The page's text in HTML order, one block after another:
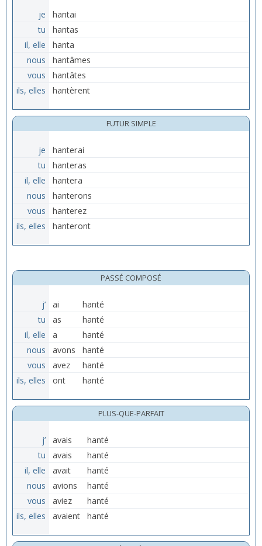
je
hantai
tu
hantas
il, elle
hanta
nous
hantâmes
vous
hantâtes
ils, elles
hantèrent
FUTUR SIMPLE
je
hanterai
tu
hanteras
il, elle
hantera
nous
hanterons
vous
hanterez
ils, elles
hanteront
PASSÉ COMPOSÉ
j’ ai
hanté
tu
as
hanté
il, elle
a
hanté
nous
avons
hanté
vous
avez
hanté
ils, elles
ont hanté
PLUS-QUE-PARFAIT
j’ avais
hanté
tu
avais
hanté
il, elle
avait
hanté
nous
avions
hanté
vous
aviez
hanté
ils, elles
avaient hanté